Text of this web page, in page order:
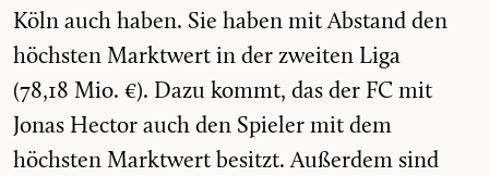
Köln auch haben. Sie haben mit Abstand den
höchsten Marktwert in der zweiten Liga
(78,18 Mio. €). Dazu kommt, das der FC mit
Jonas Hector auch den Spieler mit dem
höchsten Marktwert besitzt. Außerdem sind